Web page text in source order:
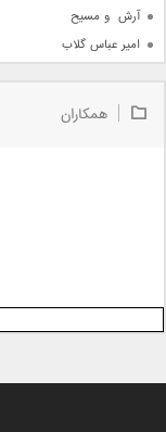
آرش  و مسیح
امیر عباس گلاب
امیر علی
ایمان غلامی
بابک جهانبخش
همکاران